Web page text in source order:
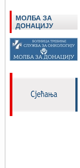
МОЛБА ЗА
ДОНАЦИЈУ